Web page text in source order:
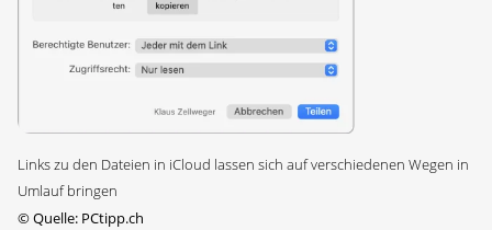
Links zu den Dateien in iCloud lassen sich auf verschiedenen Wegen in
Umlauf bringen
©Quelle: PCtipp.ch